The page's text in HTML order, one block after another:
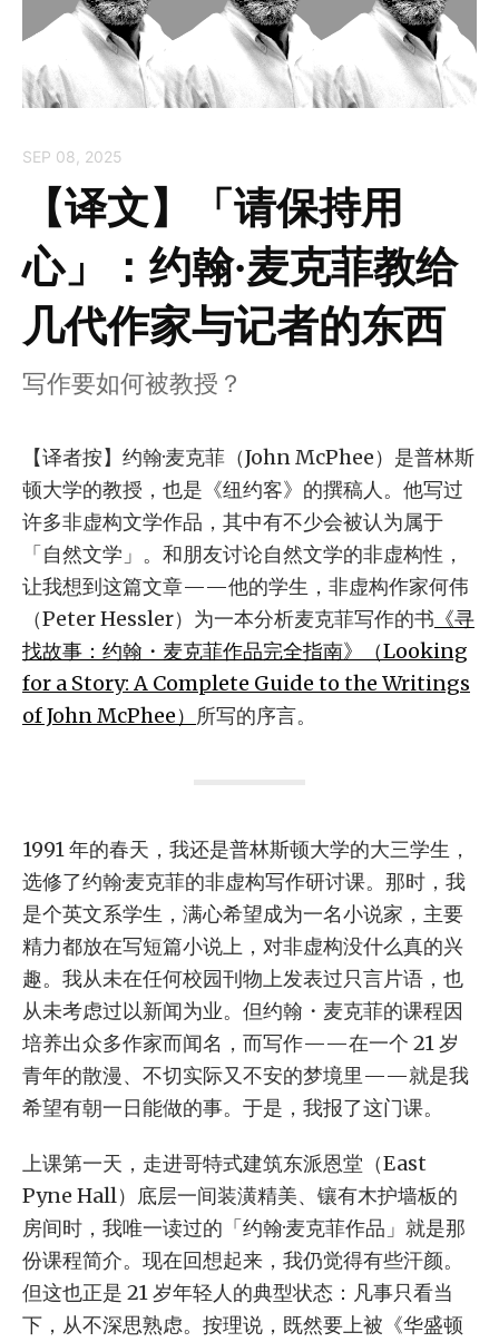
SEP 08, 2025
【译文】「请保持用
心」：约翰·麦克菲教给
几代作家与记者的东西
写作要如何被教授？
【译者按】约翰·麦克菲（John McPhee）是普林斯
顿大学的教授，也是《纽约客》的撰稿人。他写过
许多非虚构文学作品，其中有不少会被认为属于
「自然文学」。和朋友讨论自然文学的非虚构性，
让我想到这篇文章——他的学生，非虚构作家何伟
（Peter Hessler）为一本分析麦克菲写作的书 《寻
找故事：约翰・麦克菲作品完全指南》（Looking
for a Story: A Complete Guide to the Writings
of John McPhee） 所写的序言。
1991 年的春天，我还是普林斯顿大学的大三学生，
选修了约翰·麦克菲的非虚构写作研讨课。那时，我
是个英文系学生，满心希望成为一名小说家，主要
精力都放在写短篇小说上，对非虚构没什么真的兴
趣。我从未在任何校园刊物上发表过只言片语，也
从未考虑过以新闻为业。但约翰・麦克菲的课程因
培养出众多作家而闻名，而写作——在一个 21 岁
青年的散漫、不切实际又不安的梦境里——就是我
希望有朝一日能做的事。于是，我报了这门课。
上课第一天，走进哥特式建筑东派恩堂（East
Pyne Hall）底层一间装潢精美、镶有木护墙板的
房间时，我唯一读过的「约翰·麦克菲作品」就是那
份课程简介。现在回想起来，我仍觉得有些汗颜。
但这也正是 21 岁年轻人的典型状态：凡事只看当
下，从不深思熟虑。按理说，既然要上被《华盛顿